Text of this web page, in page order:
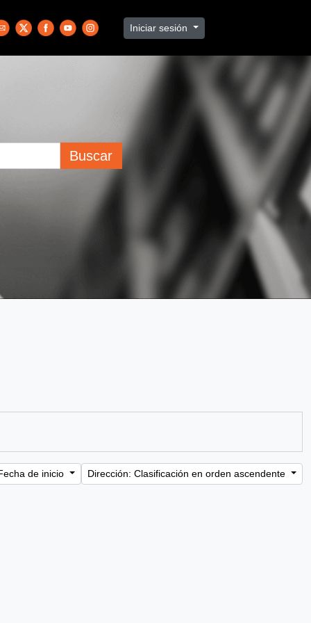
Iniciar sesión
Buscar
de inicio Dirección: Clasificación en orden ascendente